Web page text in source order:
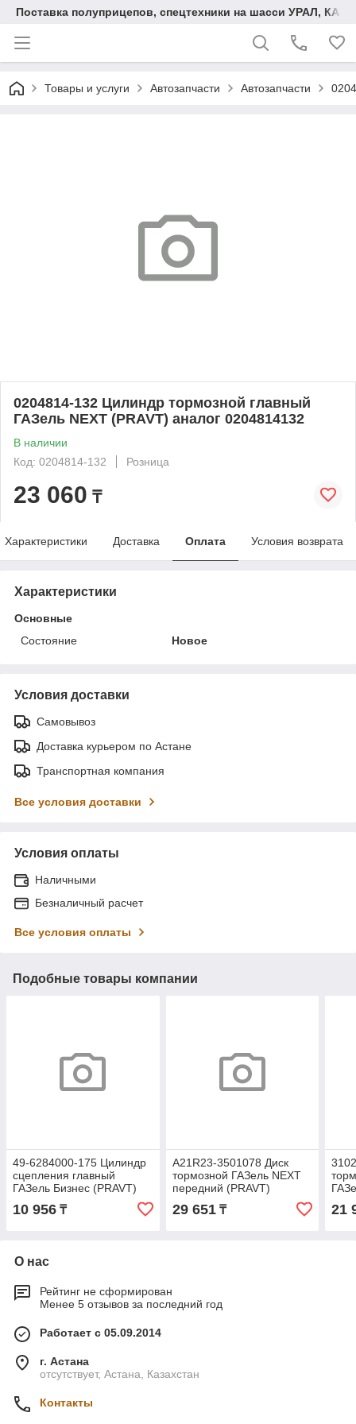
Поставка полуприцепов, спецтехники на шасси УРАЛ,
Товары и услуги Автозапчасти Автозапчасти
0204814-132 Цилиндр тормозной главный
ГАЗель NEXT (PRAVT) аналог 0204814132
В наличии
Код: 0204814-132
Розница
23 060 ₸
Характеристики Доставка Оплата Условия возврата
Характеристики
Основные
Состояние
Новое
Условия доставки
Самовывоз
Доставка курьером по Астане
Транспортная компания
Все условия доставки
Условия оплаты
Наличными
Безналичный расчет
Все условия оплаты
Подобные товары компании
49-6284000-175 Цилиндр
сцепления главный
ГАЗель Бизнес (PRAVT)
10 956 ₸
A21R23-3501078 Диск
тормозной ГАЗель NEXT
передний (PRAVT)
29 651₸ 21
О нас
Рейтинг не сформирован
Менее 5 отзывов за последний год
Работает с 05.09.2014
г. Астана
отсутствует, Астана, Казахстан
Контакты